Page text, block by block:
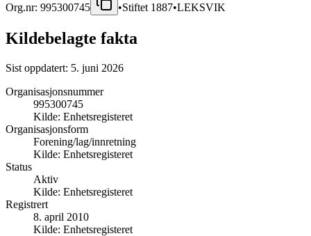
Org.nr: 995300745 •Stiftet 1887•LEKSVIK
Kildebelagte fakta
Sist oppdatert: 5. juni 2026
Organisasjonsnummer
995300745
Kilde: Enhetsregisteret
Organisasjonsform
Forening/lag/innretning
Kilde: Enhetsregisteret
Status
Aktiv
Kilde: Enhetsregisteret
Registrert
8. april 2010
Kilde: Enhetsregisteret